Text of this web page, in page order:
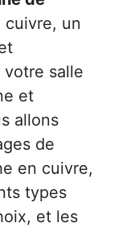
cuivre, un
salle
et
allons
de
en cuivre,
types
et les